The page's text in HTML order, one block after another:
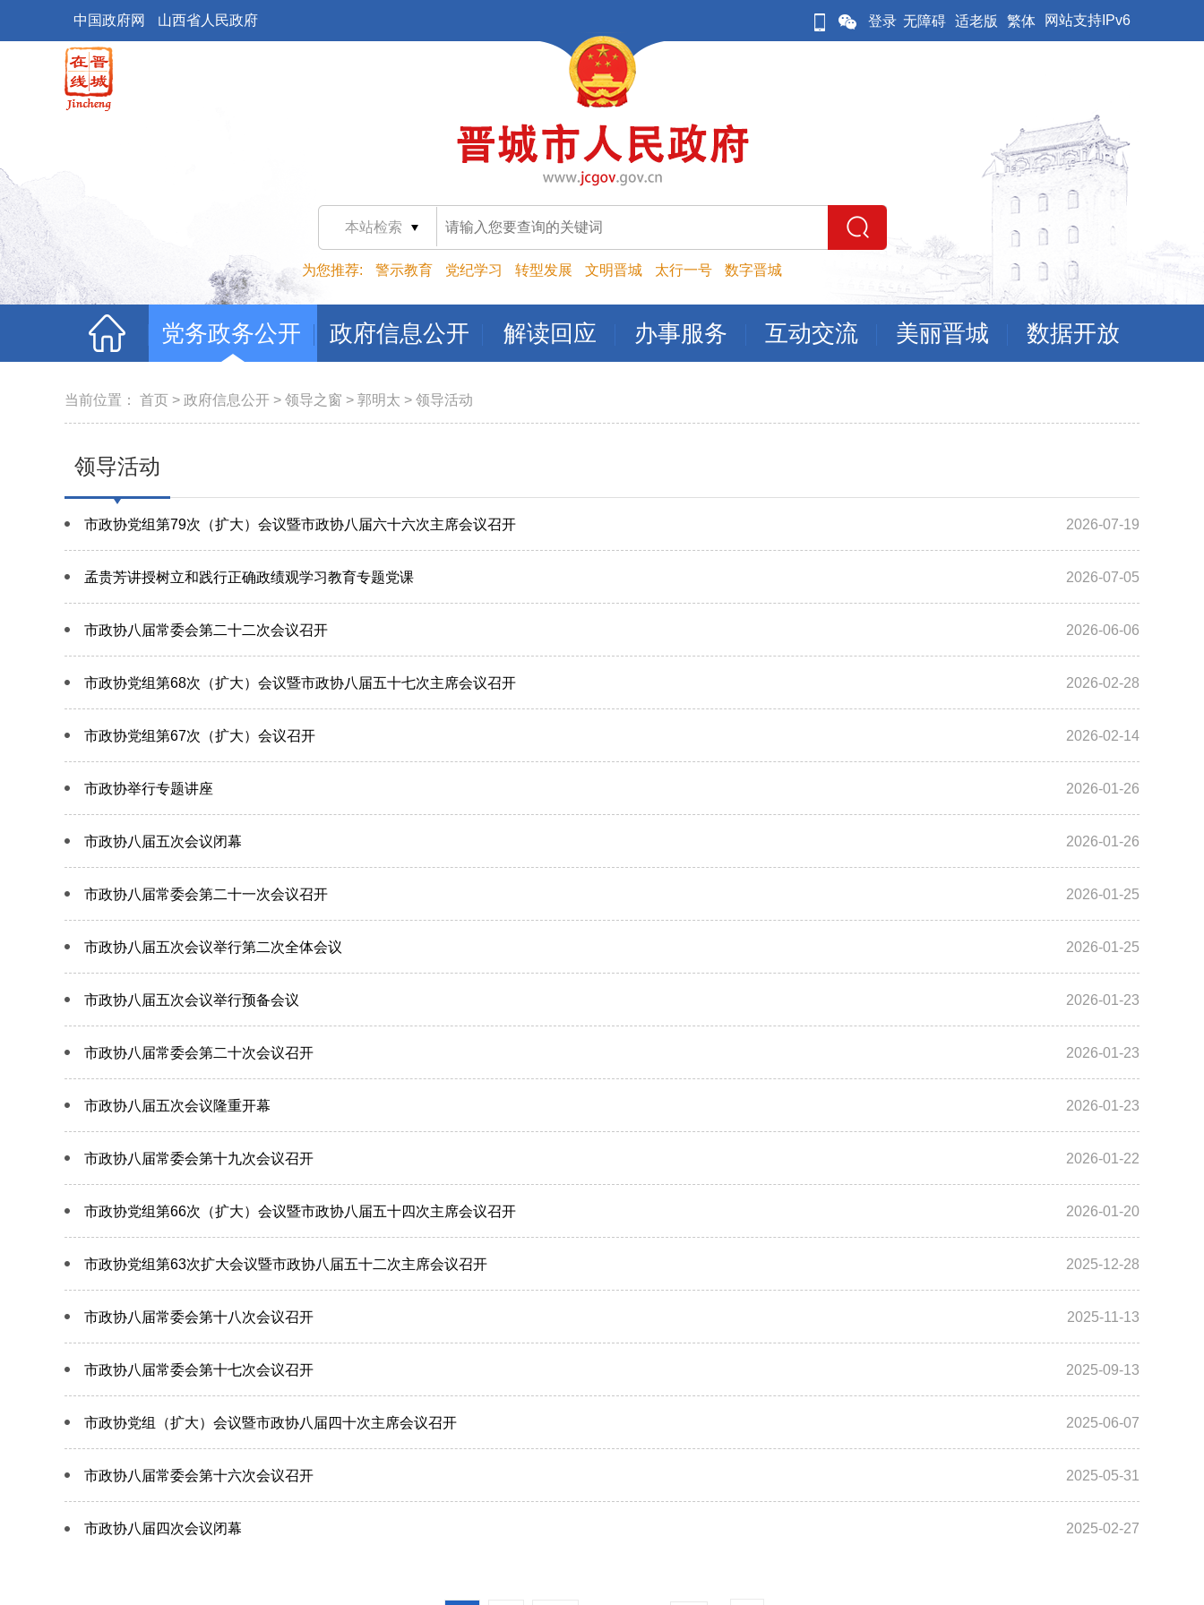
中国政府网 山西省人民政府 登录 无障碍 适老版 繁体 网站支持IPv6
本站检索
为您推荐: 警示教育 党纪学习 转型发展 文明晋城 太行一号 数字晋城
党务政务公开 政府信息公开 解读回应 办事服务 互动交流 美丽晋城 数据开放
当前位置： 首页 > 政府信息公开 > 领导之窗 > 郭明太 > 领导活动
领导活动
2026-07-19
市政协党组第79次（扩大）会议暨市政协八届六十六次主席会议召开
2026-07-05
孟贵芳讲授树立和践行正确政绩观学习教育专题党课
2026-06-06
市政协八届常委会第二十二次会议召开
2026-02-28
市政协党组第68次（扩大）会议暨市政协八届五十七次主席会议召开
2026-02-14
市政协党组第67次（扩大）会议召开
2026-01-26
市政协举行专题讲座
2026-01-26
市政协八届五次会议闭幕
2026-01-25
市政协八届常委会第二十一次会议召开
2026-01-25
市政协八届五次会议举行第二次全体会议
2026-01-23
市政协八届五次会议举行预备会议
2026-01-23
市政协八届常委会第二十次会议召开
2026-01-23
市政协八届五次会议隆重开幕
2026-01-22
市政协八届常委会第十九次会议召开
2026-01-20
市政协党组第66次（扩大）会议暨市政协八届五十四次主席会议召开
2025-12-28
市政协党组第63次扩大会议暨市政协八届五十二次主席会议召开
2025-11-13
市政协八届常委会第十八次会议召开
2025-09-13
市政协八届常委会第十七次会议召开
2025-06-07
市政协党组（扩大）会议暨市政协八届四十次主席会议召开
2025-05-31
市政协八届常委会第十六次会议召开
2025-02-27
市政协八届四次会议闭幕